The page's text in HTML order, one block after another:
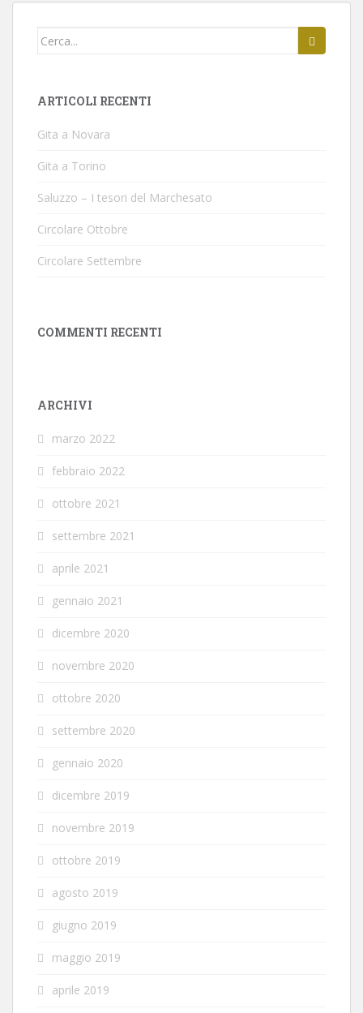
Cerca per:
ARTICOLI RECENTI
Gita a Novara
Gita a Torino
Saluzzo – I tesori del Marchesato
Circolare Ottobre
Circolare Settembre
COMMENTI RECENTI
ARCHIVI
marzo 2022
febbraio 2022
ottobre 2021
settembre 2021
aprile 2021
gennaio 2021
dicembre 2020
novembre 2020
ottobre 2020
settembre 2020
gennaio 2020
dicembre 2019
novembre 2019
ottobre 2019
agosto 2019
giugno 2019
maggio 2019
aprile 2019